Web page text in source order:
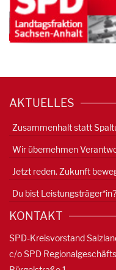
AKTUELLES
Zusammenhalt statt
Wir übernehmen
Jetzt reden. Zukunft
Du bist Leistungsträger*in?
KONTAKT
SPD-Kreisvorstand
c/o SPD